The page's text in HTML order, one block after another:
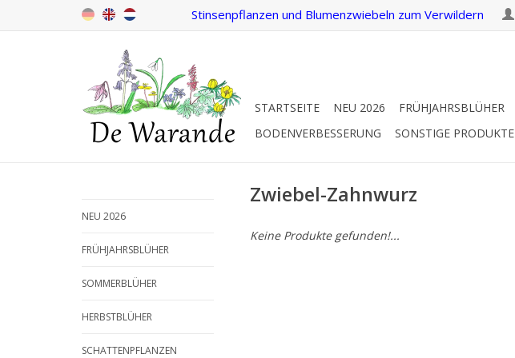
Stinsenpflanzen und Blumenzwiebeln zum Verwildern
STARTSEITE NEU 2026 FRÜHJAHRSBLÜHER
BODENVERBESSERUNG
SONSTIGE PRODUKTE
NEU 2026
FRÜHJAHRSBLÜHER
SOMMERBLÜHER
HERBSTBLÜHER
SCHATTENPFLANZEN
Zwiebel-Zahnwurz
Keine Produkte gefunden!...